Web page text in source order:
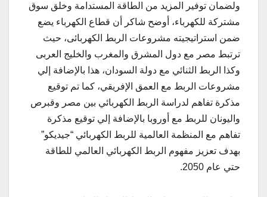
ولضمان توفير المزيد من الطاقة المستدامة وخلق سوق
مشتركة للكهرباء، أوضح شاكر أن قطاع الكهرباء يضع
ضمن استراتيجيته مشروعات الربط الكهربائى، حيث
ترتبط مصر مع دول المشرق والمغرب والخليج العربى
وكذا الربط الثنائي مع دولة السودان، هذا بالإضافة إلي
مشروعات الربط مع العمق الإفريقي، كما تم توقيع
مذكرة تفاهم لدراسة الربط الكهربائي بين مصر وقبرص
واليونان للربط مع أوروبا بالإضافة إلي توقيع مذكرة
تفاهم مع المنظمة العالمية للربط الكهربائي “جيديكو”
بهدف تعزيز مفهوم الربط الكهربائي العالمي للطاقة
حتي عام 2050.